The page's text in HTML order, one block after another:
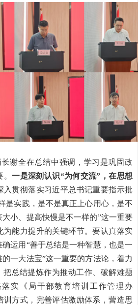
谢全在总结中强调，学习是巩固政
。一是深刻认识“为何交流”，在思想
入贯彻落实习近平总书记重要指示批
是实践，是不是真正上心用心，是不
小、提高快慢是不一样的”这一重要
为能力提升的关键环节。要认真落实
运用“善于总结是一种智慧，也是一
一大法宝”这一重要的方法论，着力
把总结提炼作为推动工作、破解难题
实《局干部教育培训工作管理办
训方式，完善评估激励体系，营造思